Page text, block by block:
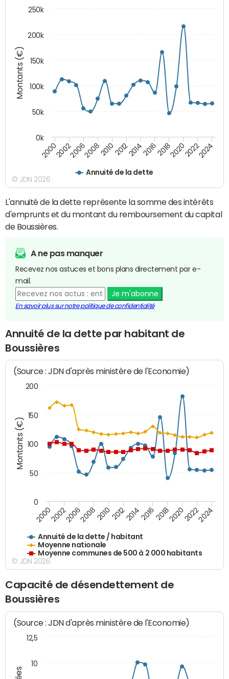
Montants (€)
Annuité de la dette
200020022006200820102012201420162018202020222024
0k
50k
100k
150k
200k
250k
© JDN 2026
L'annuité de la dette représente la somme des intérêts
d'emprunts et du montant du remboursement du capital
de Boussières.
A ne pas manquer
Recevez nos astuces et bons plans directement par e-
mail.
Je m'abonne
En savoir plus sur notre politique de confidentialité
Annuité de la dette par habitant de
Boussières
Montants (€)
(Source : JDN d'après ministère de l'Economie)
Annuité de la dette / habitant
Moyenne nationale
Moyenne communes de 500 à 2 000 habitants
200020022006200820102012201420162018202020222024
0
50
100
150
200
© JDN 2026
Capacité de désendettement de
Boussières
(Source : JDN d'après ministère de l'Economie)
10
12,5